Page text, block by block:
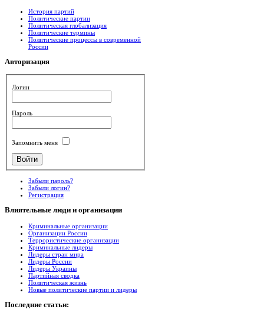
История партий
Политические партии
Политическая глобализация
Политические термины
Политические процессы в современной
России
Авторизация
Логин
Пароль
Запомнить меня
Забыли пароль?
Забыли логин?
Регистрация
Влиятельные люди и организации
Криминальные организации
Организации России
Террористические организации
Криминальные лидеры
Лидеры стран мира
Лидеры России
Лидеры Украины
Партийная сводка
Политическая жизнь
Новые политические партии и лидеры
Последние статьи: